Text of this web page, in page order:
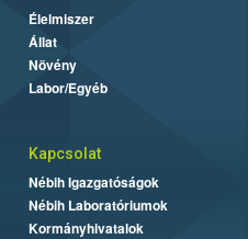
Élelmiszer
Állat
Növény
Labor/Egyéb
Kapcsolat
Nébih Igazgatóságok
Nébih Laboratóriumok
Kormányhivatalok